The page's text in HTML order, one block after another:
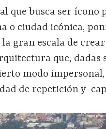
que busca ser ícono
o ciudad icónica,
gran escala de crear
que, dadas
modo
de repetición y